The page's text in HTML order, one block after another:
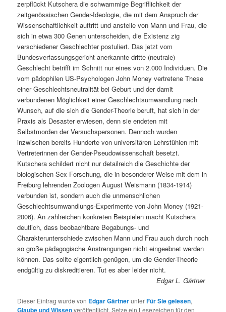
zerpflückt Kutschera die schwammige Begrifflichkeit der
zeitgenössischen Gender-Ideologie, die mit dem Anspruch der
Wissenschaftlichkeit auftritt und anstelle von Mann und Frau, die
sich in etwa 300 Genen unterscheiden, die Existenz zig
verschiedener Geschlechter postuliert. Das jetzt vom
Bundesverfassungsgericht anerkannte dritte (neutrale)
Geschlecht betrifft im Schnitt nur eines von 2.000 Individuen. Die
vom pädophilen US-Psychologen John Money vertretene These
einer Geschlechtsneutralität bei Geburt und der damit
verbundenen Möglichkeit einer Geschlechtsumwandlung nach
Wunsch, auf die sich die Gender-Theorie beruft, hat sich in der
Praxis als Desaster erwiesen, denn sie endeten mit
Selbstmorden der Versuchspersonen. Dennoch wurden
inzwischen bereits Hunderte von universitären Lehrstühlen mit
Vertreterinnen der Gender-Pseudowissenschaft besetzt.
Kutschera schildert nicht nur detailreich die Geschichte der
biologischen Sex-Forschung, die in besonderer Weise mit dem in
Freiburg lehrenden Zoologen August Weismann (1834-1914)
verbunden ist, sondern auch die unmenschlichen
Geschlechtsumwandlungs-Experimente von John Money (1921-
2006). An zahlreichen konkreten Beispielen macht Kutschera
deutlich, dass beobachtbare Begabungs- und
Charakterunterschiede zwischen Mann und Frau auch durch noch
so große pädagogische Anstrengungen nicht eingeebnet werden
können. Das sollte eigentlich genügen, um die Gender-Theorie
endgültig zu diskreditieren. Tut es aber leider nicht.
Edgar L. Gärtner
Dieser Eintrag wurde von Edgar GärtnerunterFür Sie gelesen,
Glaube und Wissenveröffentlicht. Setze ein Lesezeichen für den